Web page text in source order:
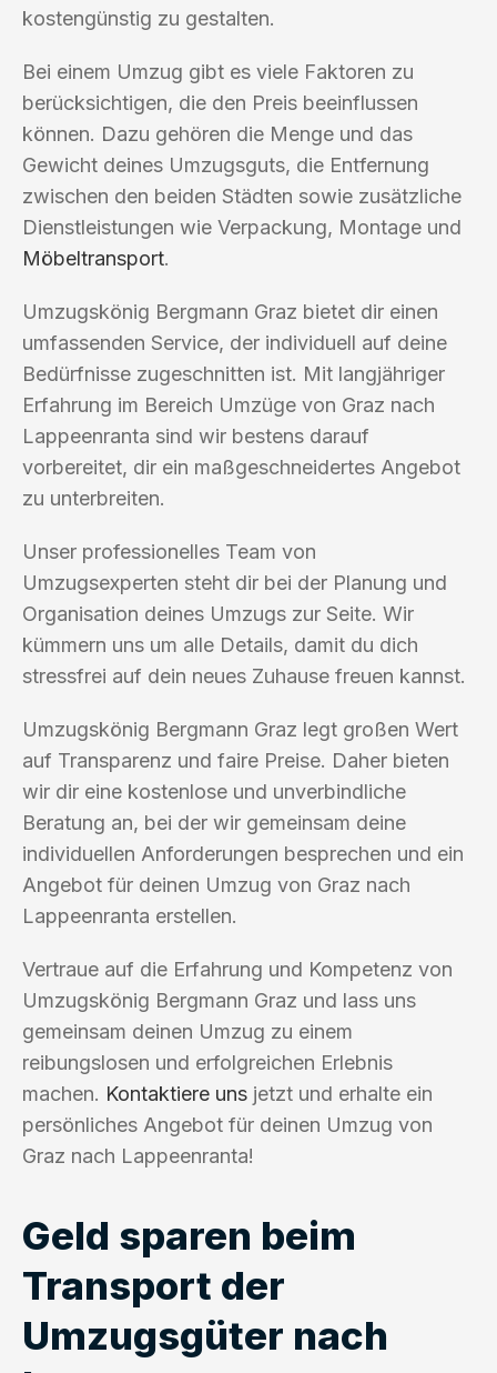
kostengünstig zu gestalten.
Bei einem Umzug gibt es viele Faktoren zu
berücksichtigen, die den Preis beeinflussen
können. Dazu gehören die Menge und das
Gewicht deines Umzugsguts, die Entfernung
zwischen den beiden Städten sowie zusätzliche
Dienstleistungen wie Verpackung, Montage und
Möbeltransport.
Umzugskönig Bergmann Graz bietet dir einen
umfassenden Service, der individuell auf deine
Bedürfnisse zugeschnitten ist. Mit langjähriger
Erfahrung im Bereich Umzüge von Graz nach
Lappeenranta sind wir bestens darauf
vorbereitet, dir ein maßgeschneidertes Angebot
zu unterbreiten.
Unser professionelles Team von
Umzugsexperten steht dir bei der Planung und
Organisation deines Umzugs zur Seite. Wir
kümmern uns um alle Details, damit du dich
stressfrei auf dein neues Zuhause freuen kannst.
Umzugskönig Bergmann Graz legt großen Wert
auf Transparenz und faire Preise. Daher bieten
wir dir eine kostenlose und unverbindliche
Beratung an, bei der wir gemeinsam deine
individuellen Anforderungen besprechen und ein
Angebot für deinen Umzug von Graz nach
Lappeenranta erstellen.
Vertraue auf die Erfahrung und Kompetenz von
Umzugskönig Bergmann Graz und lass uns
gemeinsam deinen Umzug zu einem
reibungslosen und erfolgreichen Erlebnis
machen. Kontaktiere uns jetzt und erhalte ein
persönliches Angebot für deinen Umzug von
Graz nach Lappeenranta!
Geld sparen beim
Transport der
Umzugsgüter nach